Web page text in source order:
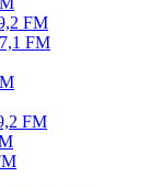
FM
FM
FM